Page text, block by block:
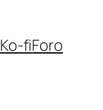
Ko-fiForo